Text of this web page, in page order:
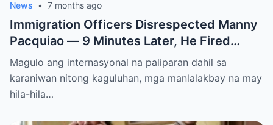
News • 7 months ago
Immigration Officers Disrespected Manny
Pacquiao — 9 Minutes Later, He Fired
Them Instantly..
Magulo ang internasyonal na paliparan dahil sa
karaniwan nitong kaguluhan, mga manlalakbay na may
hila-hila…